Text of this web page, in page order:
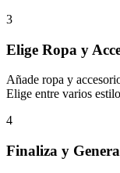
3
Elige Ropa y
Añade ropa y
Elige entre varios
4
Finaliza y Genera